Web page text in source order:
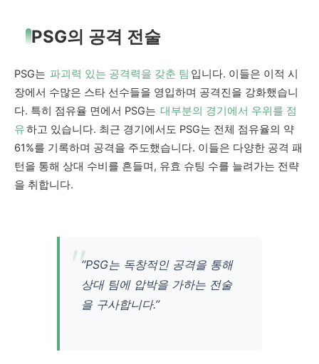
PSG의 공격 전술
PSG는 파괴력 있는 공격력을 갖춘 팀 입니다. 이들은 이적 시
장에서 수많은 스타 선수들을 영입하며 공격진을 강화했습니
다. 특히 점유율 면에서 PSG는 대부분의 경기에서 우위를 점
유하고 있습니다. 최근 경기에서도 PSG는 전체 점유율의 약
61%를 기록하며 공격을 주도했습니다. 이들은 다양한 공격 패
턴을 통해 상대 수비를 흔들며, 유효 슈팅 수를 늘려가는 전략
을 취합니다.
“PSG는 독창적인 공격을 통해
상대 팀에 압박을 가하는 전술
을 구사합니다.”